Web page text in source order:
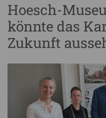
Hoesch-
könnte das
Zukunft